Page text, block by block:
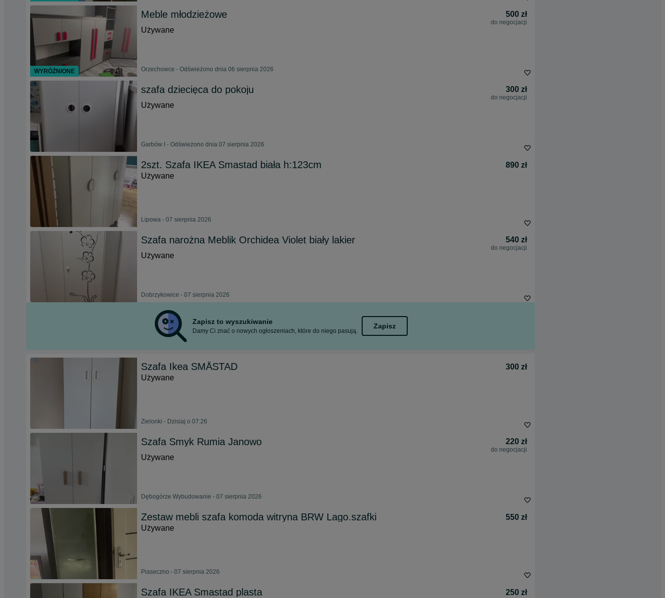
Meble młodzieżowe 500 zł
do negocjacji
Używane
Orzechowce - Odświeżono dnia 06 sierpnia 2026
szafa dziecięca do pokoju 300 zł
do negocjacji
Używane
Garbów I - Odświeżono dnia 07 sierpnia 2026
2szt. Szafa IKEA Smastad biała h:123cm
890 zł
Używane
Lipowa - 07 sierpnia 2026
Szafa narożna Meblik Orchidea Violet biały lakier 540 zł
do negocjacji
Używane
Dobrzykowice - 07 sierpnia 2026
Zapisz to wyszukiwanie
Damy Ci znać o nowych ogłoszeniach, które do niego pasują.
Zapisz
Szafa Ikea SMÅSTAD
300 zł
Używane
Zielonki - Dzisiaj o 07:26
Szafa Smyk Rumia Janowo 220 zł
do negocjacji
Używane
Dębogórze Wybudowanie - 07 sierpnia 2026
Zestaw mebli szafa komoda witryna BRW Lago.szafki
550 zł
Używane
Piaseczno - 07 sierpnia 2026
Szafa IKEA Smastad plasta
250 zł
WYRÓŻNIONE